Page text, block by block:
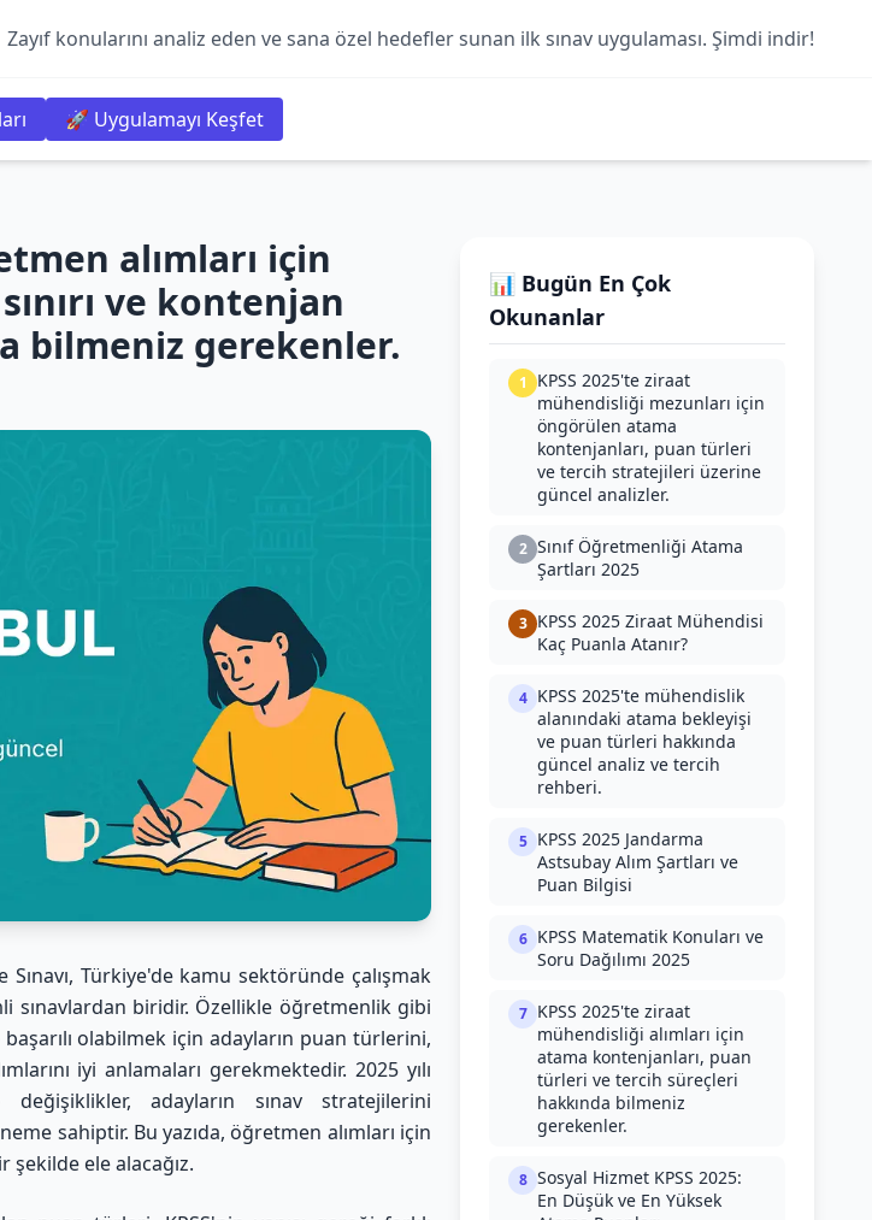
Zayıf konularını analiz eden ve sana özel hedefler sunan ilk sınav uygulaması. Şimdi indir!
🚀 Uygulamayı Keşfet
alımları için
ve kontenjan
bilmeniz gerekenler.
Sınavı, Türkiye'de kamu sektöründe çalışmak
sınavlardan biridir. Özellikle öğretmenlik gibi
olabilmek için adayların puan türlerini,
iyi anlamaları gerekmektedir. 2025 yılı
adayların sınav stratejilerini
sahiptir. Bu yazıda, öğretmen alımları için
ele alacağız.
📊 Bugün En Çok
Okunanlar
1
KPSS 2025'te ziraat
mühendisliği mezunları için
öngörülen atama
kontenjanları, puan türleri
ve tercih stratejileri üzerine
güncel analizler.
2 Sınıf Öğretmenliği Atama
Şartları 2025
3 KPSS 2025 Ziraat Mühendisi
Kaç Puanla Atanır?
4 KPSS 2025'te mühendislik
alanındaki atama bekleyişi
ve puan türleri hakkında
güncel analiz ve tercih
rehberi.
5 KPSS 2025 Jandarma
Astsubay Alım Şartları ve
Puan Bilgisi
6 KPSS Matematik Konuları ve
Soru Dağılımı 2025
7 KPSS 2025'te ziraat
mühendisliği alımları için
atama kontenjanları, puan
türleri ve tercih süreçleri
hakkında bilmeniz
gerekenler.
8 Sosyal Hizmet KPSS 2025:
En Düşük ve En Yüksek